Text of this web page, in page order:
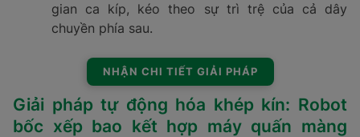
gian ca kíp, kéo theo sự trì trệ của cả dây
chuyền phía sau.
NHẬN CHI TIẾT GIẢI PHÁP
Giải pháp tự động hóa khép kín: Robot
bốc xếp bao kết hợp máy quấn màng